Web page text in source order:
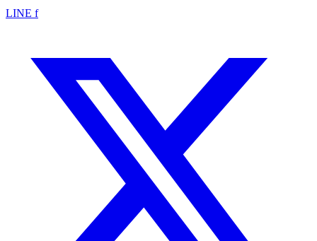
LINE f